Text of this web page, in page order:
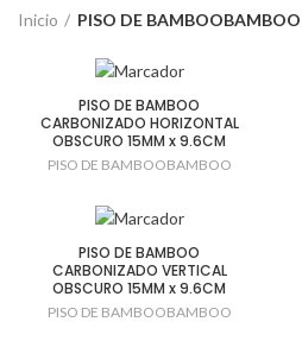
Inicio PISO DE BAMBOOBAMBOO
PISO DE BAMBOO
CARBONIZADO HORIZONTAL
OBSCURO 15MM x 9.6CM
PISO DE BAMBOOBAMBOO
PISO DE BAMBOO
CARBONIZADO VERTICAL
OBSCURO 15MM x 9.6CM
PISO DE BAMBOOBAMBOO